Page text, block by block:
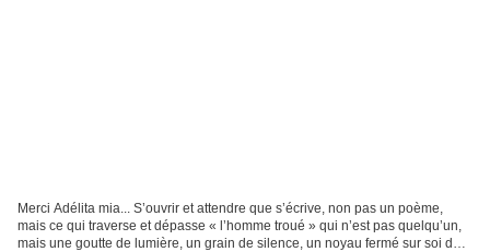
Merci Adélita mia... S’ouvrir et attendre que s’écrive, non pas un poème,
mais ce qui traverse et dépasse « l’homme troué » qui n’est pas quelqu’un,
mais une goutte de lumière, un grain de silence, un noyau fermé sur soi de